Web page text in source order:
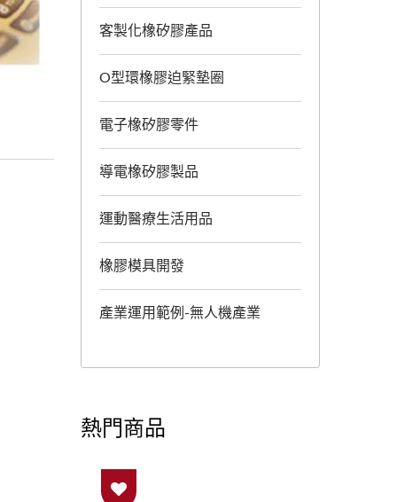
客製化橡矽膠產品
O型環橡膠迫緊墊圈
電子橡矽膠零件
導電橡矽膠製品
運動醫療生活用品
橡膠模具開發
產業運用範例-無人機產業
熱門商品